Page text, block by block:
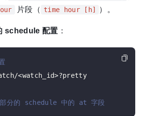
片段（ time hour [h] ）。
schedule 配置 ：
<watch_id>?pretty
分的 schedule 中的 at 字段